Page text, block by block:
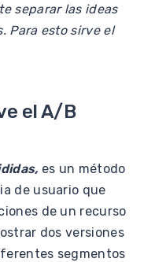
separar las ideas
Para esto sirve el
el A/B
es un método
de usuario que
de un recurso
dos versiones
segmentos